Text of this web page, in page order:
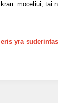
modeliui,
yra